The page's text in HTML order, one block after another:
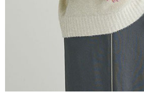
４．使用「AFTEE先享後付」時，將依據個別帳
時審查核予不同之上限額度；若仍有額度不足之
請求用戶進行身份認證。
５．嚴禁一人註冊多個帳號或使用他人資訊註冊
恩沛科技股份有限公司將有權停止該用戶之使用
每筆NT$90，滿NT$1,500(含以上)免運費